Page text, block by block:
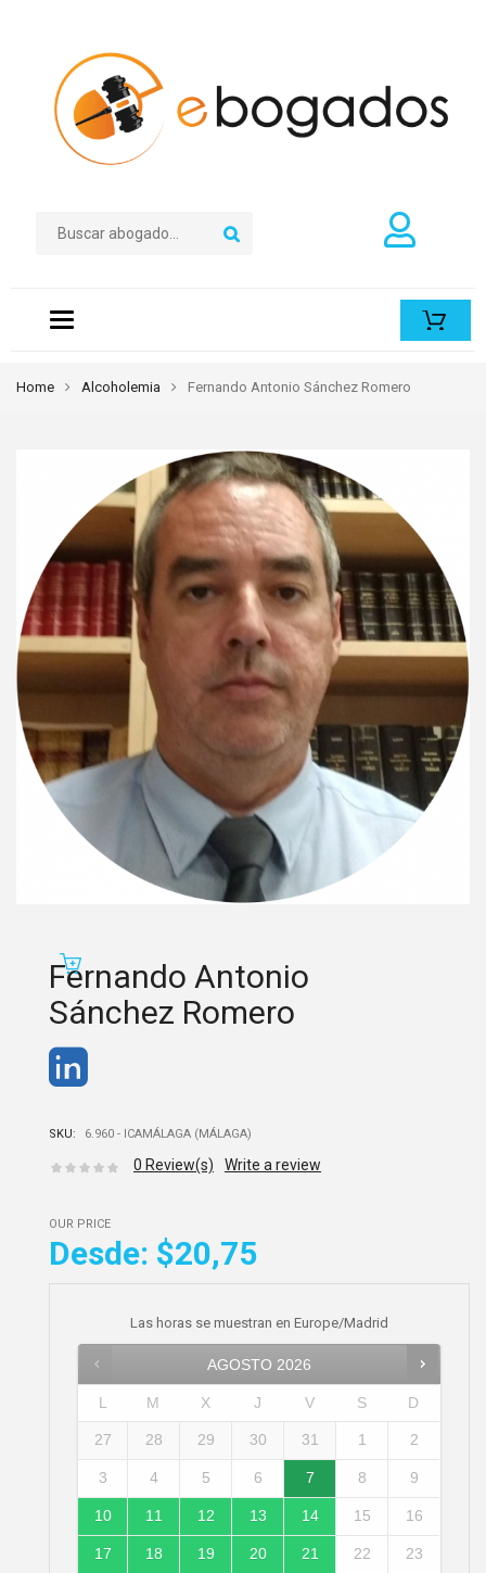
Toggle
navigation
Home Alcoholemia Fernando Antonio Sánchez Romero
Fernando Antonio
Sánchez Romero
SKU: 6.960 - ICAMÁLAGA (MÁLAGA)
0 Review(s) Write a review
OUR PRICE
Desde: $20,75
Las horas se muestran en Europe/Madrid
AGOSTO 2026
L M X J V S D
27 28 29 30 31 1 2
3 4 5 6 7 8 9
10 11 12 13 14 15 16
17 18 19 20 21 22 23